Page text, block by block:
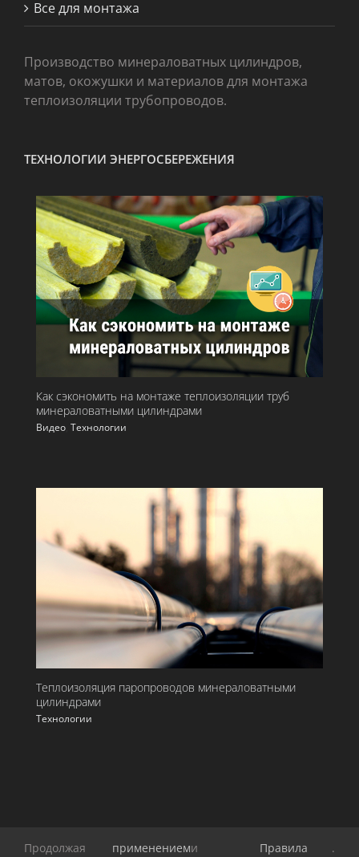
Все для монтажа
Производство минераловатных цилиндров,
матов, окожушки и материалов для монтажа
теплоизоляции трубопроводов.
ТЕХНОЛОГИИ ЭНЕРГОСБЕРЕЖЕНИЯ
Как сэкономить на монтаже теплоизоляции труб
минераловатными цилиндрами
Видео Технологии
Теплоизоляция паропроводов минераловатными
цилиндрами
Технологии
Продолжая применениеми Правила .